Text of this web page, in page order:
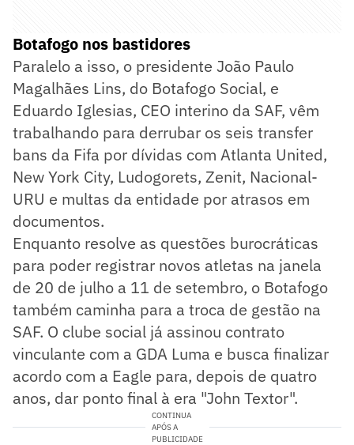
Botafogo nos bastidores
Paralelo a isso, o presidente João Paulo
Magalhães Lins, do Botafogo Social, e
Eduardo Iglesias, CEO interino da SAF, vêm
trabalhando para derrubar os seis transfer
bans da Fifa por dívidas com Atlanta United,
New York City, Ludogorets, Zenit, Nacional-
URU e multas da entidade por atrasos em
documentos.
Enquanto resolve as questões burocráticas
para poder registrar novos atletas na janela
de 20 de julho a 11 de setembro, o Botafogo
também caminha para a troca de gestão na
SAF. O clube social já assinou contrato
vinculante com a GDA Luma e busca finalizar
acordo com a Eagle para, depois de quatro
anos, dar ponto final à era "John Textor".
CONTINUA
APÓS A
PUBLICIDADE